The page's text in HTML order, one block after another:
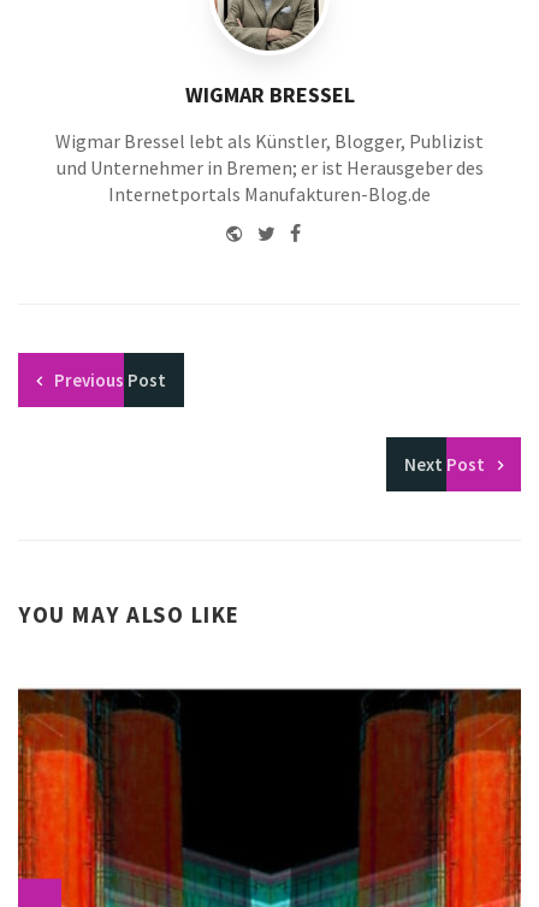
WIGMAR BRESSEL
Wigmar Bressel lebt als Künstler, Blogger, Publizist
und Unternehmer in Bremen; er ist Herausgeber des
Internetportals Manufakturen-Blog.de
WebsiteTwitterFacebook
Previous Post
Next Post
YOU MAY ALSO LIKE